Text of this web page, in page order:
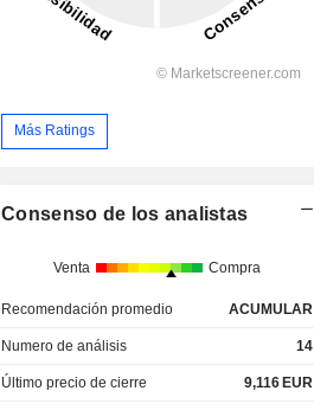
Más Ratings
Consenso de los analistas
Venta Compra
Recomendación promedio ACUMULAR
Numero de análisis 14
Último precio de cierre 9,116 EUR